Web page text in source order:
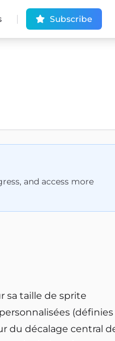
| Subscribe
and access more
sa taille de sprite
du décalage central